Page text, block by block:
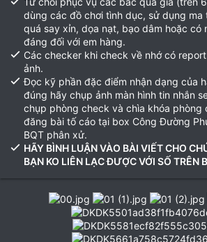
dùng các đồ chơi tình dục, sử dụng ma
quá say xỉn, dọa nạt, bạo dâm hoặc có
đáng đối với em hàng.
Các checker khi check về nhớ có
ảnh.
Đọc kỹ phần đặc điểm nhận dạng của
đúng hãy chụp ảnh màn hình tin nhắn
chụp phòng check và chìa khóa phòng
đăng bài tố cáo tại box Công Đường
BQT phân xử.
HÃY BÌNH LUẬN VÀO BÀI VIẾT CHO
BẠN KO LIÊN LẠC ĐƯỢC VỚI SỐ TRÊN